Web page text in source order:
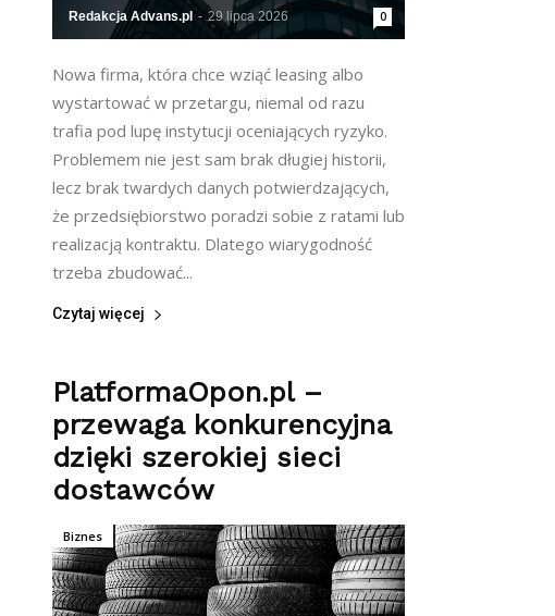
Redakcja Advans.pl - 29 lipca 2026 0
Nowa firma, która chce wziąć leasing albo
wystartować w przetargu, niemal od razu
trafia pod lupę instytucji oceniających ryzyko.
Problemem nie jest sam brak długiej historii,
lecz brak twardych danych potwierdzających,
że przedsiębiorstwo poradzi sobie z ratami lub
realizacją kontraktu. Dlatego wiarygodność
trzeba zbudować...
Czytaj więcej
PlatformaOpon.pl –
przewaga konkurencyjna
dzięki szerokiej sieci
dostawców
Biznes